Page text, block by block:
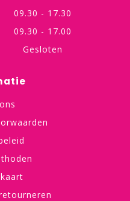
09.30 - 17.30
09.30 - 17.00
Gesloten